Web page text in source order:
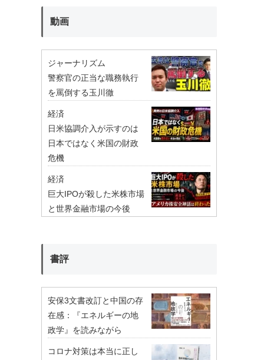
動画
ジャーナリズム
警察官の正当な職務執行
を罵倒する玉川徹
経済
日米協調介入が示すのは
日本ではなく米国の財政
危機
経済
巨大IPOが殺した米株市場
と世界金融市場の今後
書評
安保3文書改訂と中国の存
在感：『エネルギーの地
政学』を読みながら
コロナ対策は本当に正し